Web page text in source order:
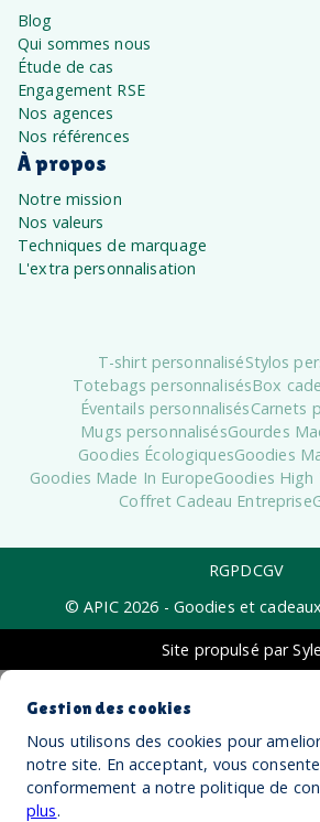
Blog
Qui sommes nous
Étude de cas
Engagement RSE
Nos agences
Nos références
À propos
Notre mission
Nos valeurs
Techniques de marquage
L'extra personnalisation
T-shirt personnaliséStylos
Totebags personnalisésBox
Éventails personnalisésCarnets
Mugs personnalisésGourdes
Goodies ÉcologiquesGoodies
Goodies Made In EuropeGoodies High
Coffret Cadeau Entreprise
RGPDCGV
© APIC 2026 - Goodies et
Site propulsé par
Gestion des cookies
Nous utilisons des cookies pour
notre site. En acceptant, vous
conformement a notre politique de
plus.